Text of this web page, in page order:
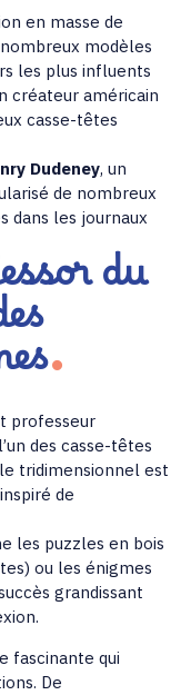
en masse de
modèles
les plus influents
créateur américain
casse-têtes
Dudeney, un
de nombreux
dans les journaux
du
professeur
des casse-têtes
tridimensionnel est
de
les puzzles en bois
ou les énigmes
grandissant
fascinante qui
De